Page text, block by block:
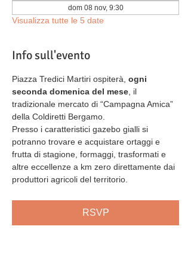
dom 08 nov, 9:30
Visualizza tutte le 5 date
Info sull'evento
Piazza Tredici Martiri ospiterà, ogni
seconda domenica del mese, il
tradizionale mercato di “Campagna Amica”
della Coldiretti Bergamo.
Presso i caratteristici gazebo gialli si
potranno trovare e acquistare ortaggi e
frutta di stagione, formaggi, trasformati e
altre eccellenze a km zero direttamente dai
produttori agricoli del territorio.
RSVP